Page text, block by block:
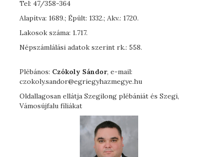
Tel: 47/358-364
Alapítva: 1689.; Épült: 1332.; Akv.: 1720.
Lakosok száma: 1.717.
Népszámlálási adatok szerint rk.: 558.
Plébános: Czókoly Sándor, e-mail:
czokoly.sandor@egriegyhazmegye.hu
Oldallagosan ellátja Szegilong plébániát és Szegi,
Vámosújfalu fíliákat